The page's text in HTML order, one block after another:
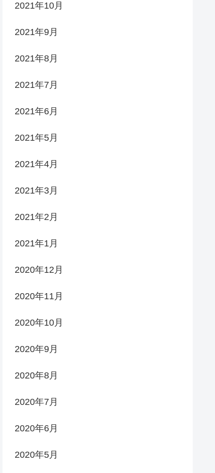
2021年10月
2021年9月
2021年8月
2021年7月
2021年6月
2021年5月
2021年4月
2021年3月
2021年2月
2021年1月
2020年12月
2020年11月
2020年10月
2020年9月
2020年8月
2020年7月
2020年6月
2020年5月